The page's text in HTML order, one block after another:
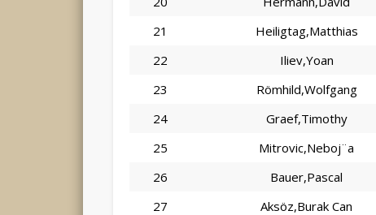
21
Heiligtag,Matthias
22
Iliev,Yoan
23
Römhild,Wolfgang
24
Graef,Timothy
25
Mitrovic,Neboj¨a
26
Bauer,Pascal
27
Aksöz,Burak Can